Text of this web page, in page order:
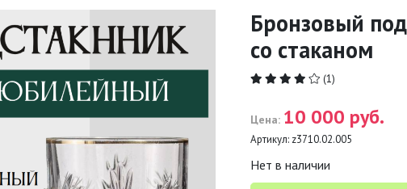
Бронзовый
со стаканом
(1)
Цена: 10 000 руб.
Артикул: z3710.02.005
Нет в наличии